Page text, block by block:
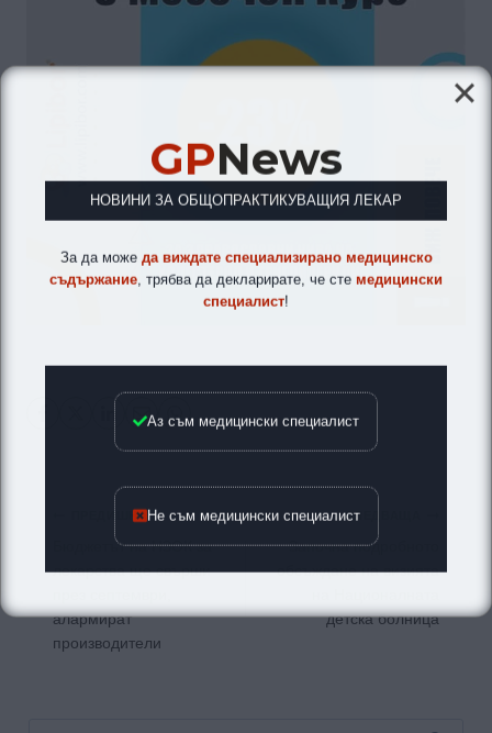
Навигация
ПРЕДИШНА
Бюджетът на НЗОК за
лекарства ще свърши
алармират
производители
СЛЕДВАЩА
Започна подробното
обсъждане на визията
детска болница
GPNews
НОВИНИ ЗА ОБЩОПРАКТИКУВАЩИЯ ЛЕКАР
За да може да виждате специализирано медицинско
съдържание , трябва да декларирате, че сте медицински
специалист!
Аз съм медицински специалист
Не съм медицински специалист